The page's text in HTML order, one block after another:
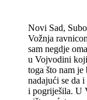
Novi Sad,
Vožnja
sam negdje
u Vojvodini
toga što nam
nadajući se da
i pogriješila. U